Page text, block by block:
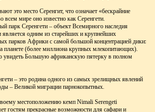
это место Серенгит, что означает «бескрайние
всем мире оно известно как Серенгети.
парк Серенгети – объект Всемирного наследия
одним из старейших и крупнейших
парков Африки с самой большой концентрацией диких
планете (более миллиона крупных млекопитающих).
увидеть Большую африканскую пятерку в полном
– это родина одного из самых зрелищных явлений
– Великой миграции парнокопытных.
местоположению кемп Nimali Serengeti
гостям прекрасные возможности для сафари и